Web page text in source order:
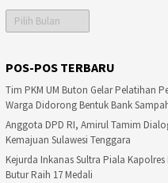
Arsip
POS-POS TERBARU
Tim PKM UM Buton Gelar Pelatihan
Warga Didorong Bentuk Bank
Anggota DPD RI, Amirul Tamim
Kemajuan Sulawesi Tenggara
Kejurda Inkanas Sultra Piala
Butur Raih 17 Medali